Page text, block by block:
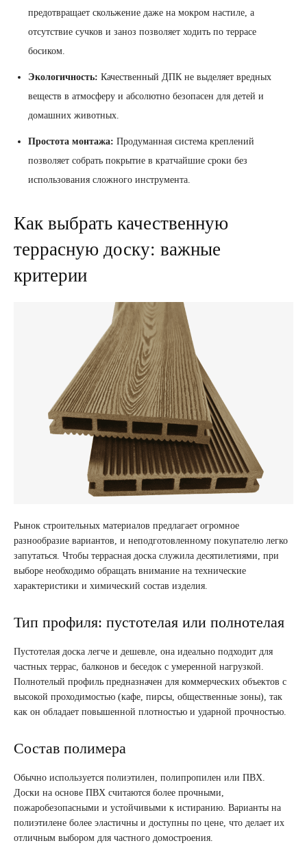
предотвращает скольжение даже на мокром настиле, а
отсутствие сучков и заноз позволяет ходить по террасе
босиком.
Экологичность: Качественный ДПК не выделяет вредных
веществ в атмосферу и абсолютно безопасен для детей и
домашних животных.
Простота монтажа: Продуманная система креплений
позволяет собрать покрытие в кратчайшие сроки без
использования сложного инструмента.
Как выбрать качественную
террасную доску: важные
критерии
Рынок строительных материалов предлагает огромное
разнообразие вариантов, и неподготовленному покупателю легко
запутаться. Чтобы террасная доска служила десятилетиями, при
выборе необходимо обращать внимание на технические
характеристики и химический состав изделия.
Тип профиля: пустотелая или полнотелая
Пустотелая доска легче и дешевле, она идеально подходит для
частных террас, балконов и беседок с умеренной нагрузкой.
Полнотелый профиль предназначен для коммерческих объектов с
высокой проходимостью (кафе, пирсы, общественные зоны), так
как он обладает повышенной плотностью и ударной прочностью.
Состав полимера
Обычно используется полиэтилен, полипропилен или ПВХ.
Доски на основе ПВХ считаются более прочными,
пожаробезопасными и устойчивыми к истиранию. Варианты на
полиэтилене более эластичны и доступны по цене, что делает их
отличным выбором для частного домостроения.